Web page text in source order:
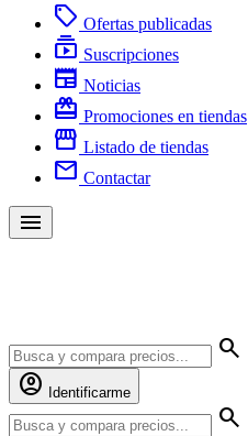
local_offer Ofertas publicadas
subscriptions Suscripciones
newspaper Noticias
redeem Promociones en tiendas
storefront Listado de tiendas
mail Contactar
menu
search
account_circle
Identificarme
search